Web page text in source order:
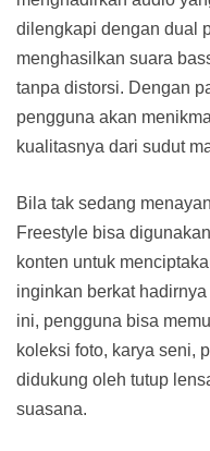
dilengkapi dengan dual
menghasilkan suara
tanpa distorsi. Dengan
pengguna akan
kualitasnya dari sudut
Bila tak sedang
Freestyle bisa
konten untuk
inginkan berkat
ini, pengguna bisa
koleksi foto, karya seni,
didukung oleh tutup
suasana.